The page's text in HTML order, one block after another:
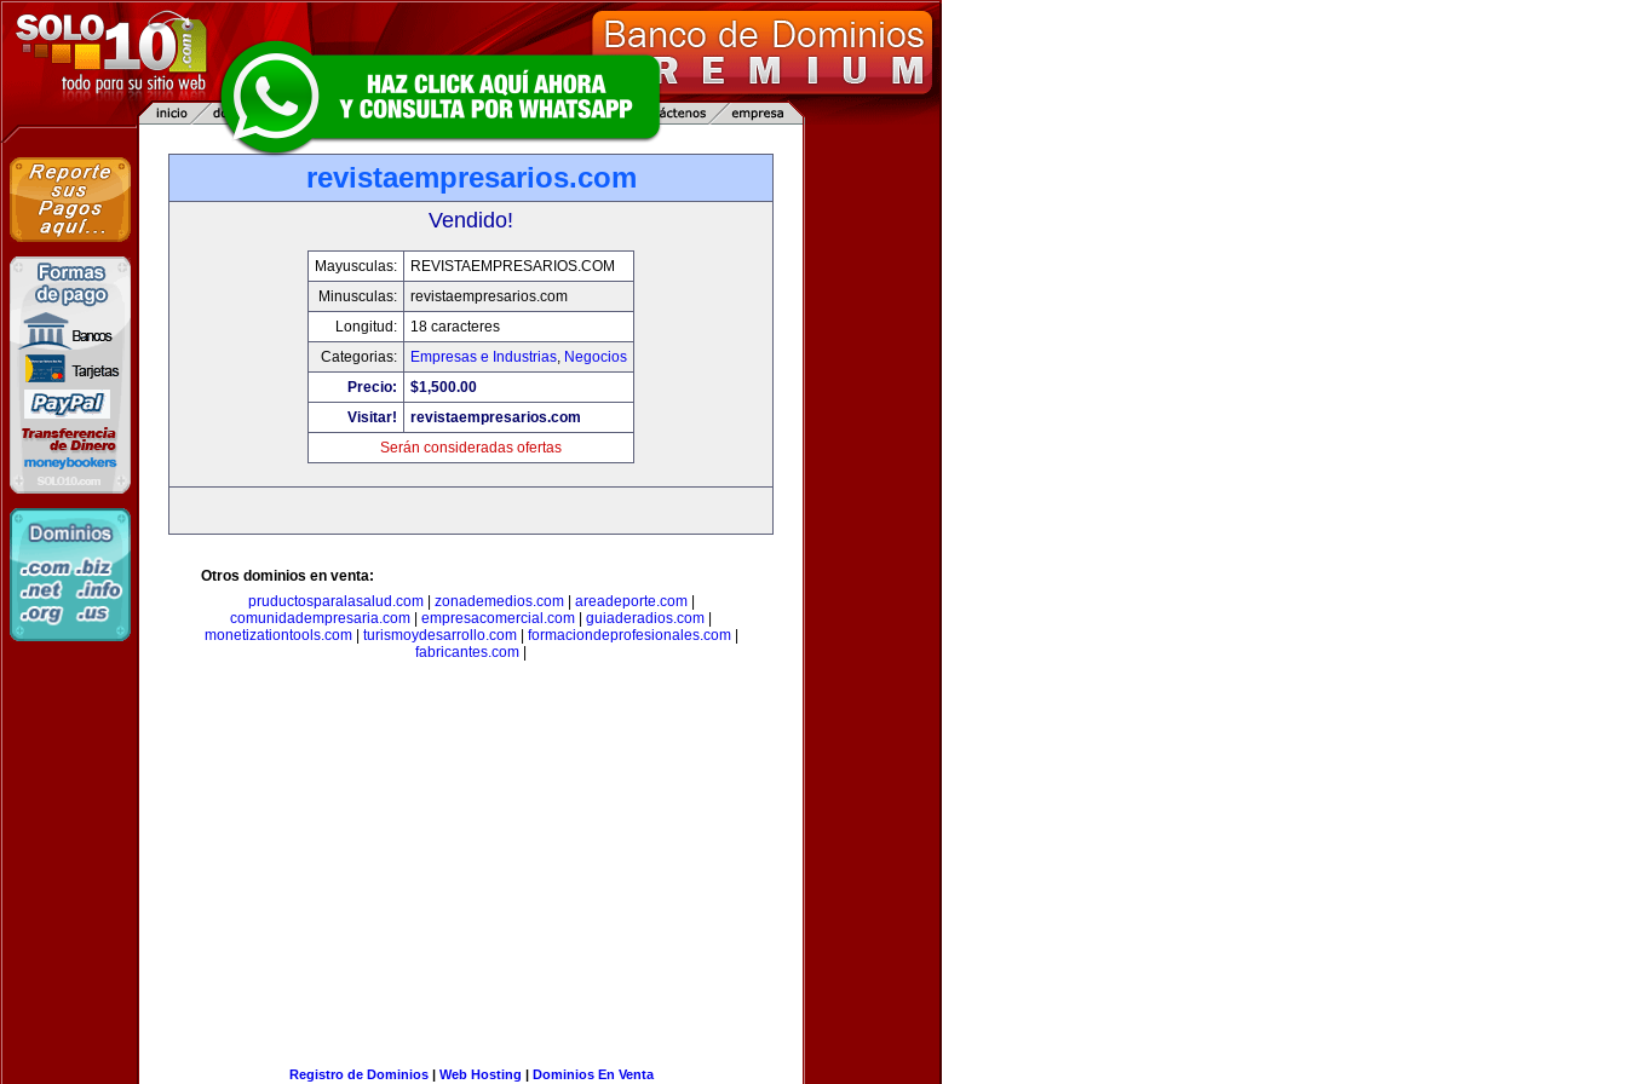
revistaempresarios.com
Vendido!
Mayusculas:
REVISTAEMPRESARIOS.COM
Minusculas:
revistaempresarios.com
Longitud:
18 caracteres
Categorias:
Empresas e Industrias, Negocios
Precio:
$1,500.00
Visitar!
revistaempresarios.com
Serán consideradas ofertas
Otros dominios en venta:
pruductosparalasalud.com| zonademedios.com| areadeporte.com|
comunidadempresaria.com
empresacomercial.com guiaderadios.com
monetizationtools.com| turismoydesarrollo.com| formaciondeprofesionales.com|
fabricantes.com
Registro de Dominios| Web Hosting | Dominios En Venta